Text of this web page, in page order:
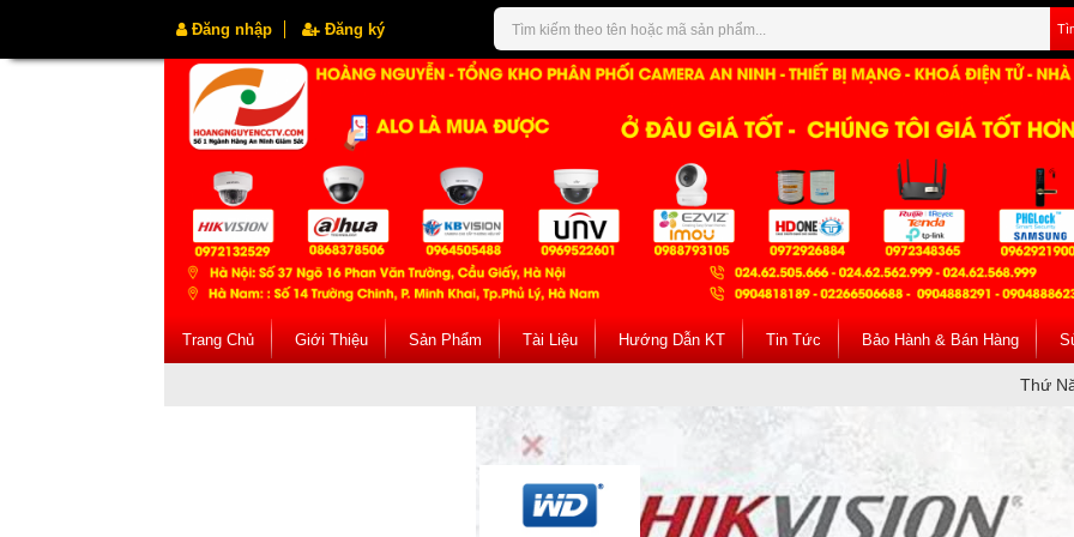
Đăng nhập Đăng ký
Trang Chủ Giới Thiệu Sản Phẩm Tài Liệu Hướng Dẫn KT Tin Tức Bảo Hành & Bán Hàng
Thứ